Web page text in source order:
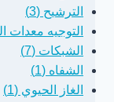
الترشيح (3)
التوجيه معدات
الشبكات (7)
الشفاه (1)
الغاز الحيوي (1)